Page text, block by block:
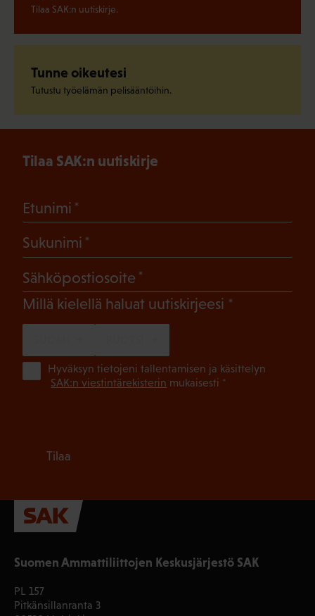
Tilaa SAK:n uutiskirje.
Tunne oikeutesi
Tutustu työelämän pelisääntöihin.
Suomen Ammattiliittojen Keskusjärjestö SAK
PL 157
Pitkänsillanranta 3
Tilaa SAK:n uutiskirje
Etunimi
Sukunimi
Sähköpostiosoite
Millä kielellä haluat uutiskirjeesi (Pakollinen)
Hyväksyn tietojeni tallentamisen ja käsittelyn
SAK:n viestintärekisterin mukaisesti *
Tilaa